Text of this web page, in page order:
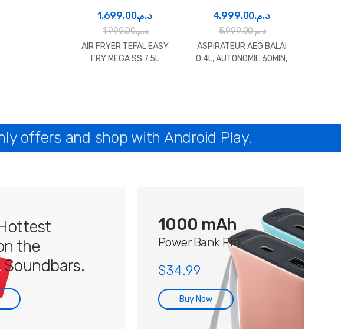
د.م.1.699,00
د.م.1.999,00
AIR FRYER TEFAL EASY
FRY MEGA SS 7.5L
د.م.4.999,00
د.م.5.999,00
ASPIRATEUR AEG BALAI
0.4L, AUTONOMIE 60MIN,
offers and shop with Android Play.
the
Soundbars.
1000 mAh
Power Bank Pro
$34.99
Buy Now